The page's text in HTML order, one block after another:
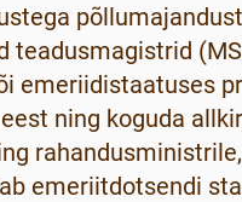
emeriidistaatuses
ning koguda
emeriitdotsendi